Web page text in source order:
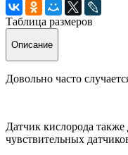
Таблица размеров
Описание
Довольно часто
Датчик кислорода
чувствительных